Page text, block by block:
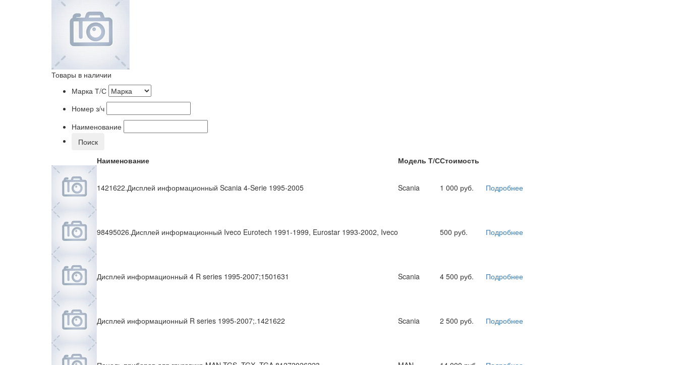
Товары в наличии
Марка Т/С
Номер з/ч
Наименование
Поиск
Наименование
Модель Т/ССтоимость
1421622.Дисплей информационный Scania 4-Serie 1995-2005 Scania 1 000 руб. Подробнее
98495026.Дисплей информационный Iveco Eurotech 1991-1999, Eurostar 1993-2002, Iveco 500 руб. Подробнее
Дисплей информационный 4 R series 1995-2007;1501631 Scania 4 500 руб. Подробнее
Дисплей информационный R series 1995-2007;.1421622 Scania 2 500 руб. Подробнее